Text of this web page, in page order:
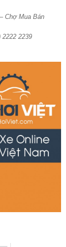
Chợ Mua Bán
2222 2239